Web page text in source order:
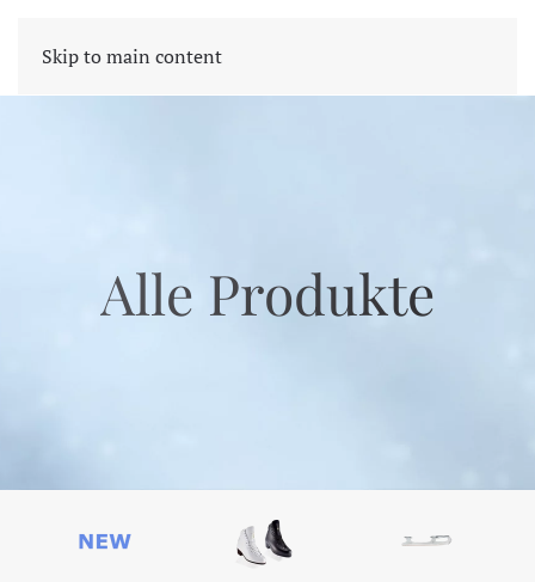
Skip to main content
Alle Produkte